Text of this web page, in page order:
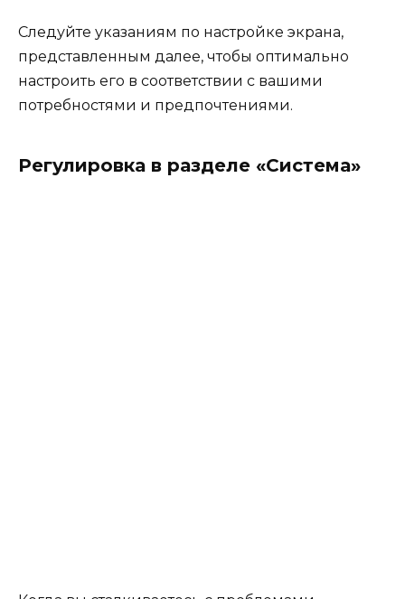
Следуйте указаниям по настройке экрана,
представленным далее, чтобы оптимально
настроить его в соответствии с вашими
потребностями и предпочтениями.
Регулировка в разделе «Система»